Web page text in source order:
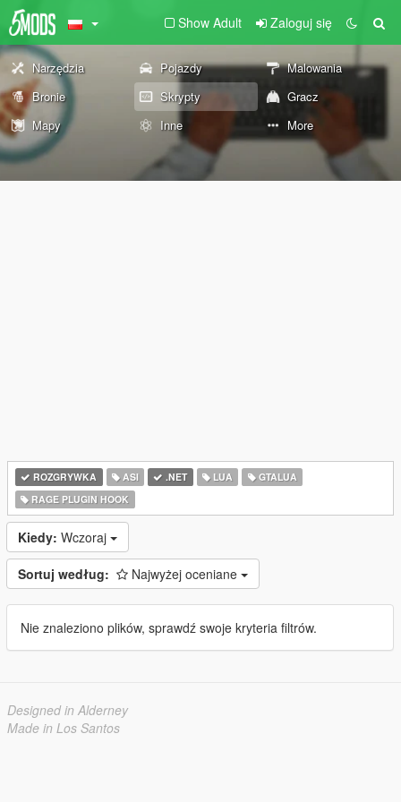
Show Adult Zaloguj się
Narzędzia Pojazdy
Malowania
Bronie
Skrypty
Gracz
Mapy
Inne More
ROZGRYWKA ASI .NET LUA
GTALUA
RAGE PLUGIN HOOK
Kiedy: Wczoraj
Sortuj według: Najwyżej oceniane
Nie znaleziono plików, sprawdź swoje kryteria filtrów.
Designed in Alderney
Made in Los Santos